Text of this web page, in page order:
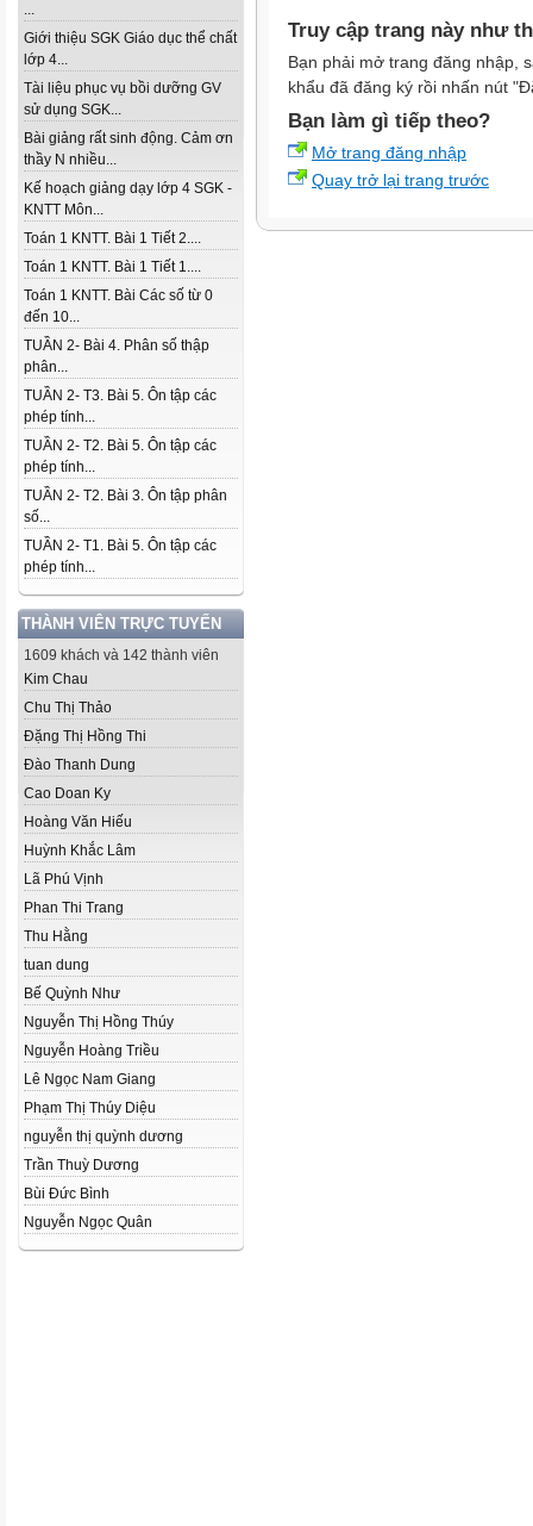
...
Giới thiệu SGK Giáo dục thể chất
lớp 4...
Tài liệu phục vụ bồi dưỡng GV
sử dụng SGK...
Bài giảng rất sinh động. Cảm ơn
thầy N nhiều...
Kế hoạch giảng dạy lớp 4 SGK -
KNTT Môn...
Toán 1 KNTT. Bài 1 Tiết 2....
Toán 1 KNTT. Bài 1 Tiết 1....
Toán 1 KNTT. Bài Các số từ 0
đến 10...
TUẦN 2- Bài 4. Phân số thập
phân...
TUẦN 2- T3. Bài 5. Ôn tập các
phép tính...
TUẦN 2- T2. Bài 5. Ôn tập các
phép tính...
TUẦN 2- T2. Bài 3. Ôn tập phân
số...
TUẦN 2- T1. Bài 5. Ôn tập các
phép tính...
THÀNH VIÊN TRỰC TUYẾN
1609 khách và 142 thành viên
Kim Chau
Chu Thị Thảo
Đặng Thị Hồng Thi
Đào Thanh Dung
Cao Doan Ky
Hoàng Văn Hiếu
Huỳnh Khắc Lâm
Lã Phú Vịnh
Phan Thi Trang
Thu Hằng
tuan dung
Bế Quỳnh Như
Nguyễn Thị Hồng Thúy
Nguyễn Hoàng Triều
Lê Ngọc Nam Giang
Phạm Thị Thúy Diệu
nguyễn thị quỳnh dương
Trần Thuỳ Dương
Bùi Đức Bình
Nguyễn Ngọc Quân
Truy cập trang này như
Bạn phải mở trang đăng nhập,
khẩu đã đăng ký rồi nhấn nút
Bạn làm gì tiếp theo?
Mở trang đăng nhập
Quay trở lại trang trước